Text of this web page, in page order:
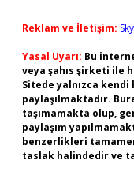
Reklam ve İletişim:
Yasal Uyarı: Bu
veya şahıs şirketi ile
Sitede yalnızca kendi
paylaşılmaktadır.
taşımamakta olup,
paylaşım
benzerlikleri
taslak halindedir ve